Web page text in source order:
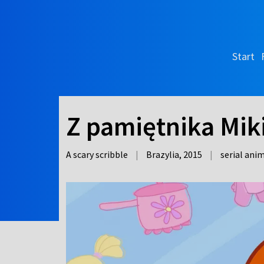
Start
Z pamiętnika
A scary scribble | Brazylia, 2015 | serial